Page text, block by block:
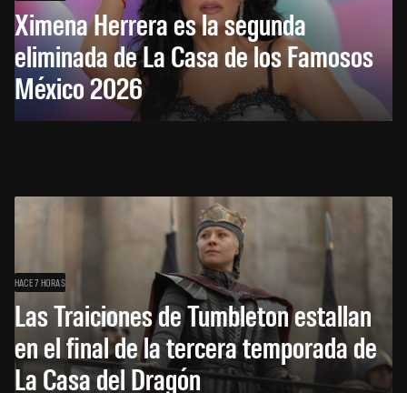
Ximena Herrera es la segunda
eliminada de La Casa de los Famosos
México 2026
HACE 7 HORAS
Las Traiciones de Tumbleton estallan
en el final de la tercera temporada de
La Casa del Dragón